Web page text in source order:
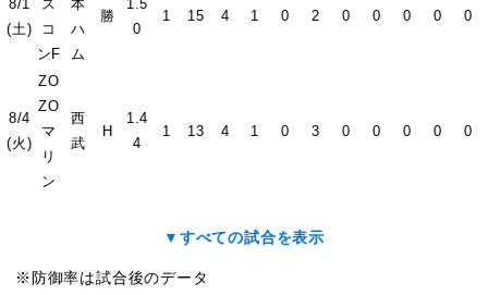
8/1
(土)
ス
コ
ンF
本
ハ
ム
勝
1.5
0
1 15 4 1 0 2 0 0 0 0 0
8/4
(火)
ZO
ZO
マ
リ
ン
西
武
H
1.4
4
1 13 4 1 0 3 0 0 0 0 0
▼すべての試合を表示
※防御率は試合後のデータ